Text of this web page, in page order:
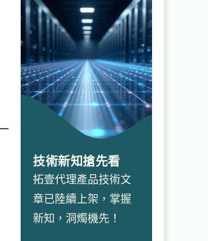
技術新知搶先看
拓壹代理產品技術文
章已陸續上架，掌握
新知，洞燭機先！